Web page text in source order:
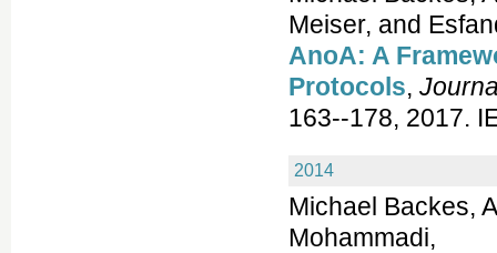
Meiser, and
AnoA: A
Protocols,
163--178, 2017.
2014
Michael Backes,
Mohammadi,